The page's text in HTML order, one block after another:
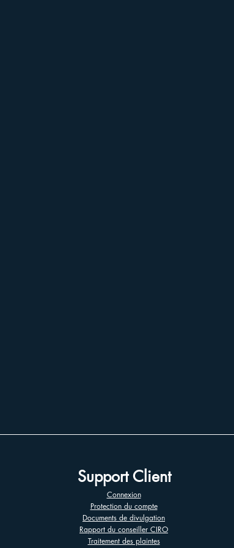
Support Client
Connexion
Protection du compte
Documents de divulgation
Rapport du conseiller CIRO
Traitement des plaintes